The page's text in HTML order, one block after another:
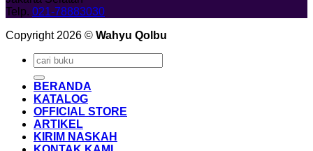
Telp. 021-78883030
Copyright 2026 © Wahyu Qolbu
Search
for:
BERANDA
KATALOG
OFFICIAL STORE
ARTIKEL
KIRIM NASKAH